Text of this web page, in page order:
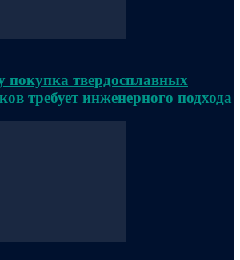
покупка твердосплавных
требует инженерного подхода